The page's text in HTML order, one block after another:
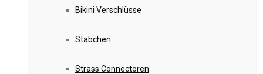
Bikini Verschlüsse
Stäbchen
Strass Connectoren